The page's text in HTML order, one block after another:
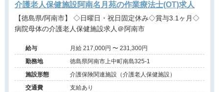
介護老人保健施設阿南名月苑の作業療法士(OT)求人
【徳島県/阿南市】 ◇日曜日・祝日固定休み◇賞与3.1ヶ月◇
病院母体の介護老人保健施設求人＠阿南市
給与
月給 217,000円 〜 231,300円
勤務地
徳島県阿南市上中町南島325-1
施設形態
介護保険関連施設（介護老人保健施設）
交通費
支給あり